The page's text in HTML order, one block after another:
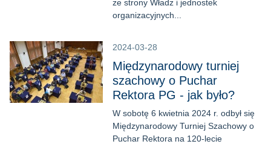
ze strony Władz i jednostek
organizacyjnych...
2024-03-28
Międzynarodowy turniej
szachowy o Puchar
Rektora PG - jak było?
W sobotę 6 kwietnia 2024 r. odbył się
Międzynarodowy Turniej Szachowy o
Puchar Rektora na 120-lecie